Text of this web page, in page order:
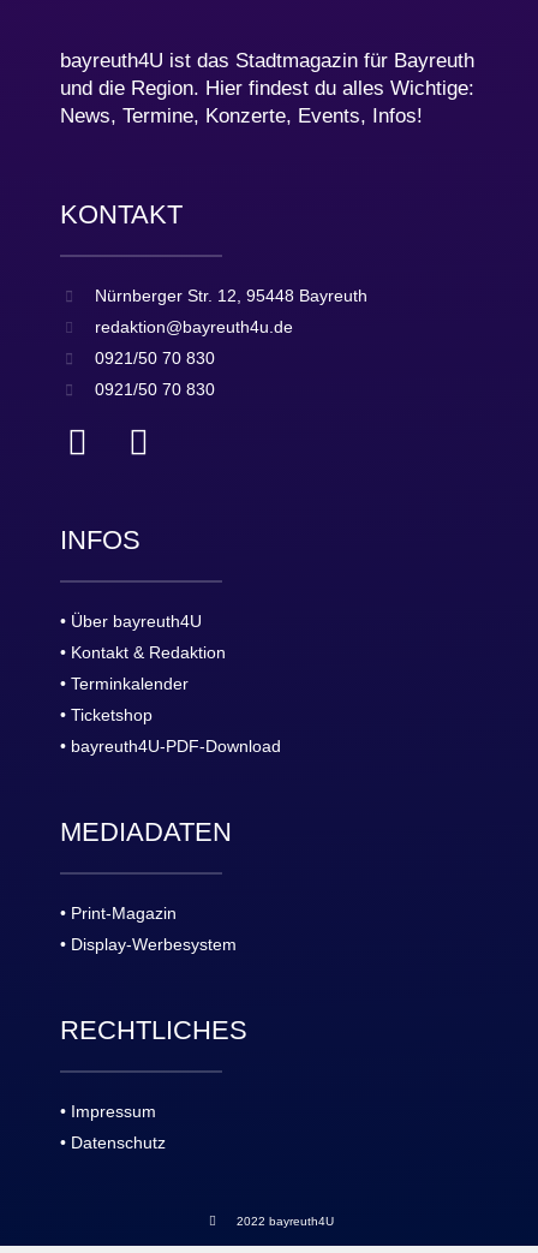
bayreuth4U ist das Stadtmagazin für Bayreuth
und die Region. Hier findest du alles Wichtige:
News, Termine, Konzerte, Events, Infos!
KONTAKT
Nürnberger Str. 12, 95448 Bayreuth
redaktion@bayreuth4u.de
0921/50 70 830
0921/50 70 830
INFOS
• Über bayreuth4U
• Kontakt & Redaktion
• Terminkalender
• Ticketshop
• bayreuth4U-PDF-Download
MEDIADATEN
• Print-Magazin
• Display-Werbesystem
RECHTLICHES
• Impressum
• Datenschutz
2022 bayreuth4U